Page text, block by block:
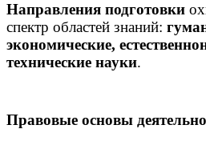
Направления подготовки
спектр областей знаний:
экономические,
технические науки.
Правовые основы